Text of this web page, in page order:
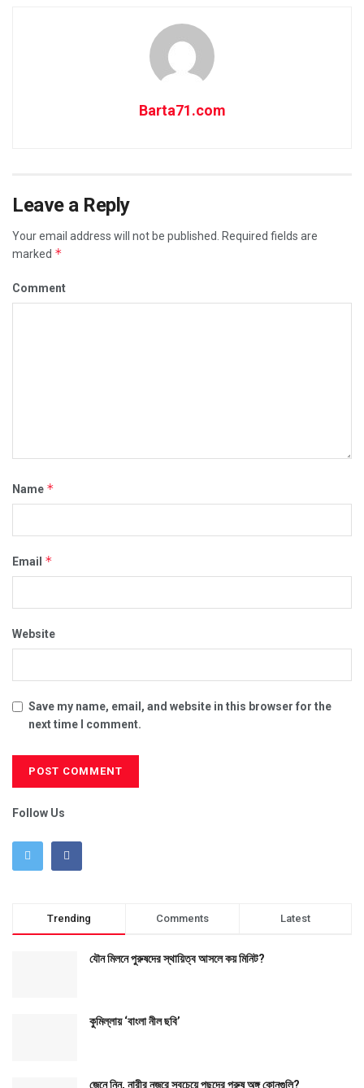
Barta71.com
Leave a Reply
Your email address will not be published.
Required fields are
marked *
Comment
Name *
Email *
Website
Save my name, email, and website in this browser for the
next time I comment.
Follow Us
Trending Comments Latest
যৌন মিলনে পুরুষদের স্থায়িত্ব আসলে কয় মিনিট?
কুমিল্লায় ‘বাংলা নীল ছবি’
জেনে নিন, নারীর নজরে সবচেয়ে পছন্দের পুরুষ অঙ্গ কোনগুলি?